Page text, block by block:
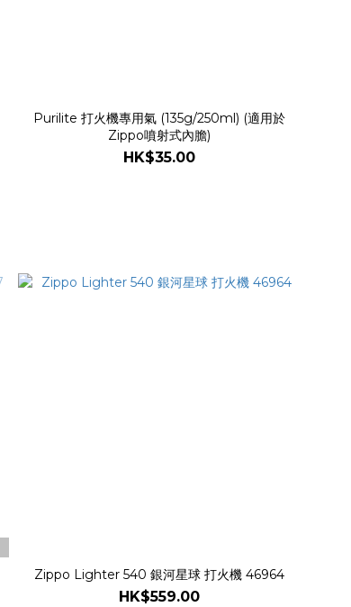
Purilite 打火機專用氣 (135g/250ml) (適用於
Zippo噴射式內膽)
HK$35.00
Zippo Lighter 540 銀河星球 打火機 46964
HK$559.00